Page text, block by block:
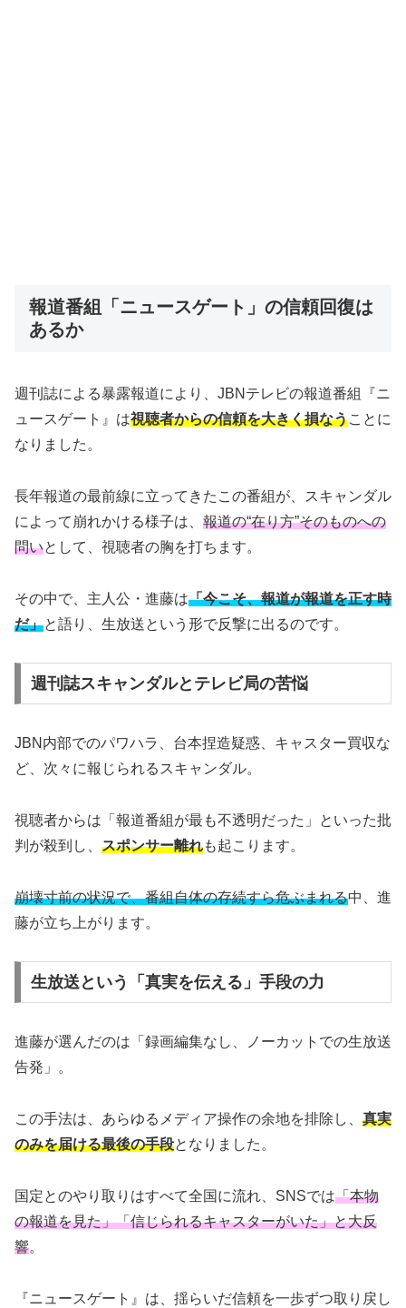
報道番組「ニュースゲート」の信頼回復は
あるか
週刊誌による暴露報道により、JBNテレビの報道番組『ニ
ュースゲート』は視聴者からの信頼を大きく損なうことに
なりました。
長年報道の最前線に立ってきたこの番組が、スキャンダル
によって崩れかける様子は、 報道の“在り方”そのものへの
問いとして、視聴者の胸を打ちます。
その中で、主人公・進藤は「今こそ、報道が報道を正す時
だ」と語り、生放送という形で反撃に出るのです。
週刊誌スキャンダルとテレビ局の苦悩
JBN内部でのパワハラ、台本捏造疑惑、キャスター買収な
ど、次々に報じられるスキャンダル。
視聴者からは「報道番組が最も不透明だった」といった批
判が殺到し、 スポンサー離れも起こります。
崩壊寸前の状況で、番組自体の存続すら危ぶまれる中、進
藤が立ち上がります。
生放送という「真実を伝える」手段の力
進藤が選んだのは「録画編集なし、ノーカットでの生放送
告発」。
この手法は、あらゆるメディア操作の余地を排除し、 真実
のみを届ける最後の手段となりました。
国定とのやり取りはすべて全国に流れ、SNSでは「本物
の報道を見た」「信じられるキャスターがいた」と大反
響。
『ニュースゲート』は、揺らいだ信頼を一歩ずつ取り戻し